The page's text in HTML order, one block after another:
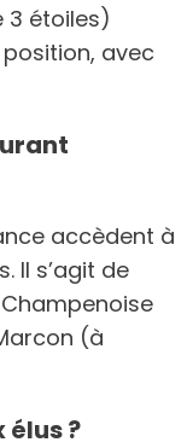
3 étoiles)
avec
accèdent à
Il s’agit de
Champenoise
(à
élus ?